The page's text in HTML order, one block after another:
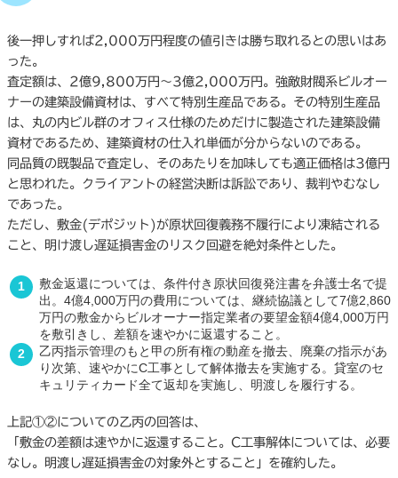
後一押しすれば2,000万円程度の値引きは勝ち取れるとの思いはあ
った。
査定額は、2億9,800万円〜3億2,000万円。強敵財閥系ビルオー
ナーの建築設備資材は、すべて特別生産品である。その特別生産品
は、丸の内ビル群のオフィス仕様のためだけに製造された建築設備
資材であるため、建築資材の仕入れ単価が分からないのである。
同品質の既製品で査定し、そのあたりを加味しても適正価格は3億円
と思われた。クライアントの経営決断は訴訟であり、裁判やむなし
であった。
ただし、敷金(デポジット)が原状回復義務不履行により凍結される
こと、明け渡し遅延損害金のリスク回避を絶対条件とした。
敷金返還については、条件付き原状回復発注書を弁護士名で提
出。4億4,000万円の費用については、継続協議として7億2,860
万円の敷金からビルオーナー指定業者の要望金額4億4,000万円
を敷引きし、差額を速やかに返還すること。
乙丙指示管理のもと甲の所有権の動産を撤去、廃棄の指示があ
り次第、速やかにC工事として解体撤去を実施する。貸室のセ
キュリティカード全て返却を実施し、明渡しを履行する。
上記①②についての乙丙の回答は、
「敷金の差額は速やかに返還すること。C工事解体については、必要
なし。明渡し遅延損害金の対象外とすること」を確約した。